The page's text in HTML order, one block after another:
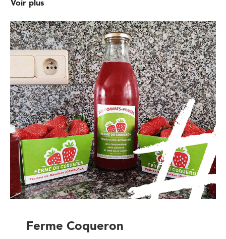
Ferme Coqueron